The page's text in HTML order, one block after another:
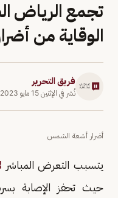
تجمع الرياض
الوقاية من
فريق التحرير
نُشر في الإثنين 15 مايو 2023
أضرار أشعة الشمس
يتسبب التعرض المباشر
حيث تحفز الإصابة